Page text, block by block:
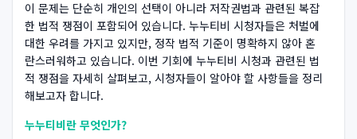
이 문제는 단순히 개인의 선택이 아니라 저작권법과 관련된 복잡
한 법적 쟁점이 포함되어 있습니다. 누누티비 시청자들은 처벌에
대한 우려를 가지고 있지만, 정작 법적 기준이 명확하지 않아 혼
란스러워하고 있습니다. 이번 기회에 누누티비 시청과 관련된 법
적 쟁점을 자세히 살펴보고, 시청자들이 알아야 할 사항들을 정리
해보고자 합니다.
누누티비란 무엇인가?